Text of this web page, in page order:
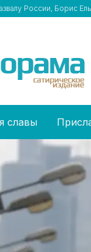
России, Борис
славы